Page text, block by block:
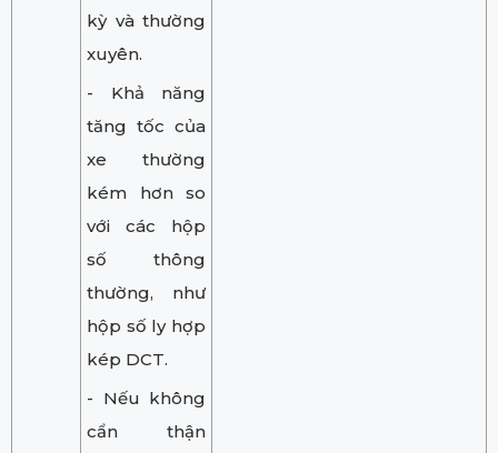
kỳ và thường
xuyên.
- Khả năng
tăng tốc của
xe thường
kém hơn so
với các hộp
số thông
thường, như
hộp số ly hợp
kép DCT.
- Nếu không
cẩn thận